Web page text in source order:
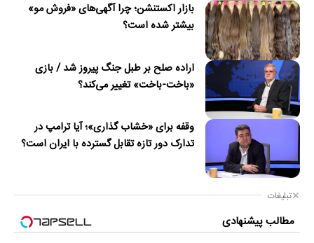
بازار اکستنشن؛ چرا آگهی‌های «فروش مو»
بیشتر شده است؟
اراده صلح بر طبل جنگ پیروز شد / بازی
«باخت-باخت» تغییر می‌کند؟
وقفه برای «خشاب گذاری»؛ آیا ترامپ در
تدارک دور تازه تقابل گسترده با ایران است؟
تبلیغات
مطالب پیشنهادی